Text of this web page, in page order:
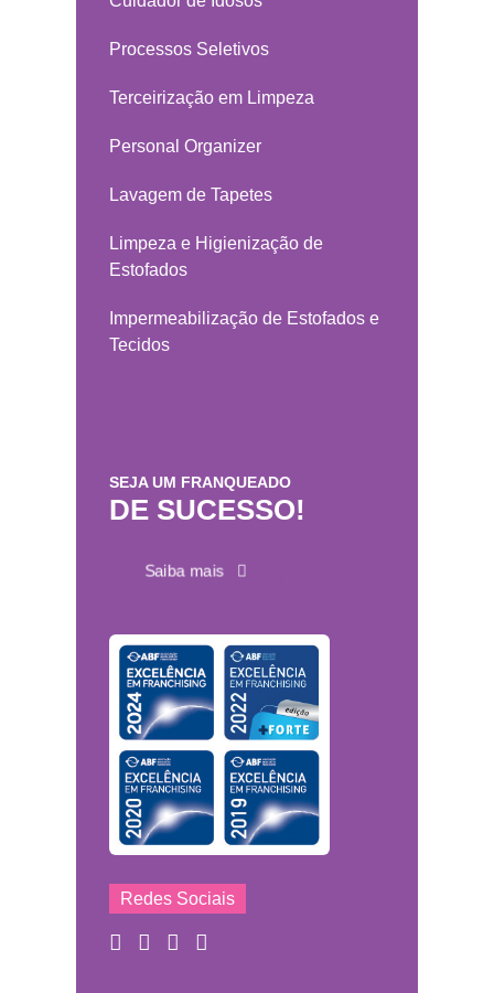
Processos Seletivos
Terceirização em Limpeza
Personal Organizer
Lavagem de Tapetes
Limpeza e Higienização de
Estofados
Impermeabilização de Estofados e
Tecidos
SEJA UM FRANQUEADO
DE SUCESSO!
Saiba mais
Redes Sociais